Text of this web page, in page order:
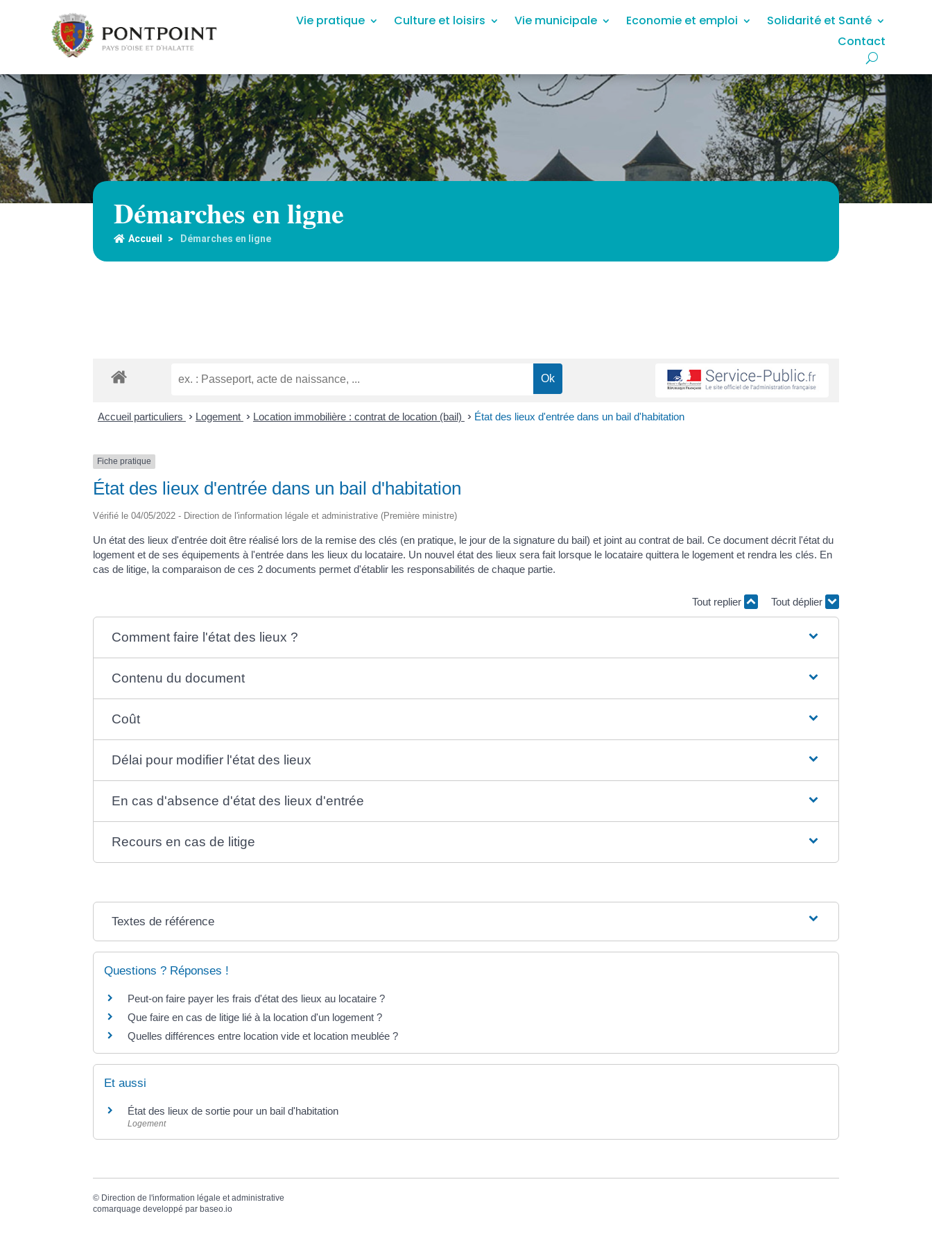
Vie pratique Culture et loisirs Vie municipale Economie et emploi
Solidarité et Santé
Contact
Démarches en ligne
Accueil > Démarches en ligne
Accueil particuliers > Logement > Location immobilière : contrat de location (bail) > État des lieux d'entrée dans un bail d'habitation
Fiche pratique
État des lieux d'entrée dans un bail d'habitation
Vérifié le 04/05/2022 - Direction de l'information légale et administrative (Première ministre)
Un état des lieux d'entrée doit être réalisé lors de la remise des clés (en pratique, le jour de la signature du bail) et joint au contrat de bail. Ce document décrit l'état du
logement et de ses équipements à l'entrée dans les lieux du locataire. Un nouvel état des lieux sera fait lorsque le locataire quittera le logement et rendra les clés. En
cas de litige, la comparaison de ces 2 documents permet d'établir les responsabilités de chaque partie.
Tout replier Tout déplier
Comment faire l'état des lieux ?
Contenu du document
Coût
Délai pour modifier l'état des lieux
En cas d'absence d'état des lieux d'entrée
Recours en cas de litige
Textes de référence
Questions ? Réponses !
Peut-on faire payer les frais d'état des lieux au locataire ?
Que faire en cas de litige lié à la location d'un logement ?
Quelles différences entre location vide et location meublée ?
Et aussi
État des lieux de sortie pour un bail d'habitation
Logement
© Direction de l'information légale et administrative
comarquage developpé par baseo.io